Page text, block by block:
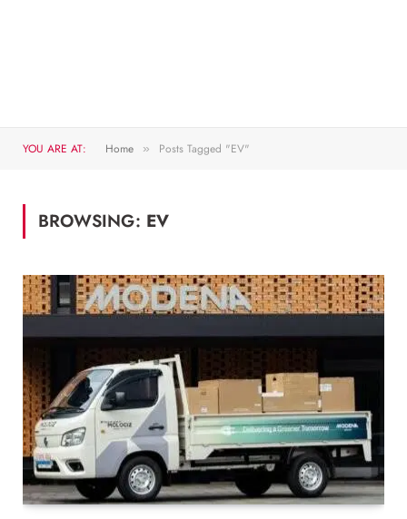
YOU ARE AT: Home » Posts Tagged "EV"
BROWSING: EV